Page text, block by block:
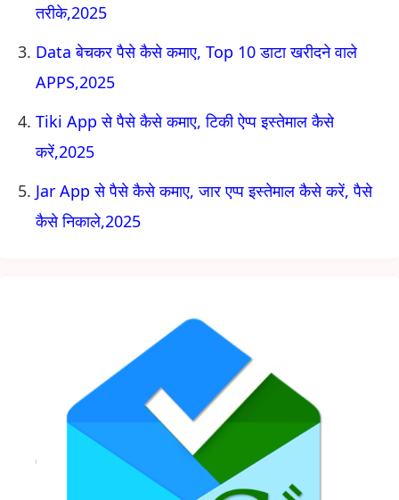
तरीके,2025
Data बेचकर पैसे कैसे कमाए, Top 10 डाटा खरीदने वाले
APPS,2025
Tiki App से पैसे कैसे कमाए, टिकी ऐप्प इस्तेमाल कैसे
करें,2025
Jar App से पैसे कैसे कमाए, जार एप्प इस्तेमाल कैसे करें, पैसे
कैसे निकाले,2025